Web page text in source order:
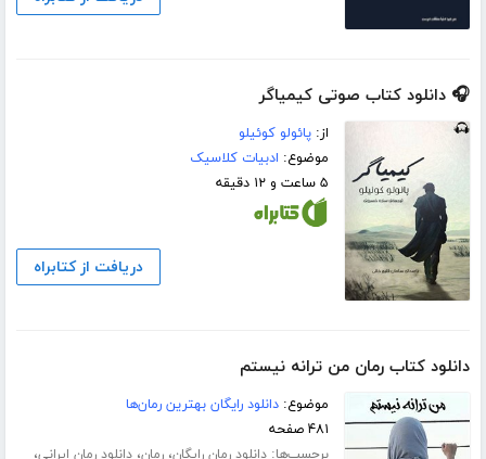
🎧 دانلود کتاب صوتی کیمیاگر
از:پائولو کوئیلو
موضوع: ادبیات کلاسیک
۵ ساعت و ۱۲ دقیقه
دریافت از کتابراه
دانلود کتاب رمان من ترانه نیستم
موضوع:دانلود رایگان بهترین رمان‌ها
۴۸۱ صفحه
برچسب‌ها:دانلود رمان رایگان،رمان،دانلود رمان ایرانی،